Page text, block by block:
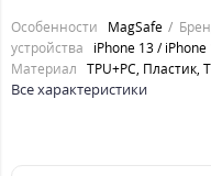
Особенности MagSafe
устройства
iPhone 13 / iPhone
Материал TPU+PC, Пластик,
Все характеристики